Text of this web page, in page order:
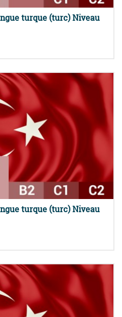
turque (turc) Niveau
turque (turc) Niveau